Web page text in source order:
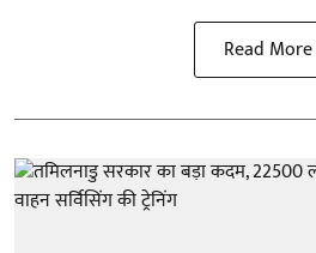
Read More